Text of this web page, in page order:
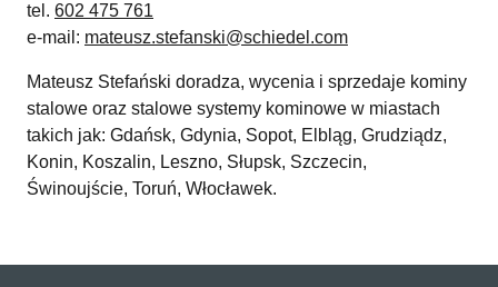
tel. 602 475 761
e-mail: mateusz.stefanski@schiedel.com
Mateusz Stefański doradza, wycenia i sprzedaje kominy
stalowe oraz stalowe systemy kominowe w miastach
takich jak: Gdańsk, Gdynia, Sopot, Elbląg, Grudziądz,
Konin, Koszalin, Leszno, Słupsk, Szczecin,
Świnoujście, Toruń, Włocławek.